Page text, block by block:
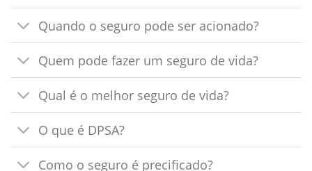
Quando o seguro pode ser acionado?
Quem pode fazer um seguro de vida?
Qual é o melhor seguro de vida?
O que é DPSA?
Como o seguro é precificado?